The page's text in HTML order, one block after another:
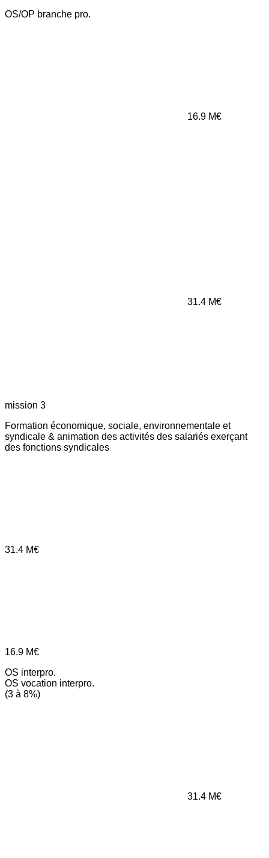
OS/OP branche pro.
16.9 M€
31.4 M€
mission 3
Formation économique, sociale, environnementale et
syndicale & animation des activités des salariés exerçant
des fonctions syndicales
31.4 M€
16.9 M€
OS interpro.
OS vocation interpro.
(3 à 8%)
31.4 M€